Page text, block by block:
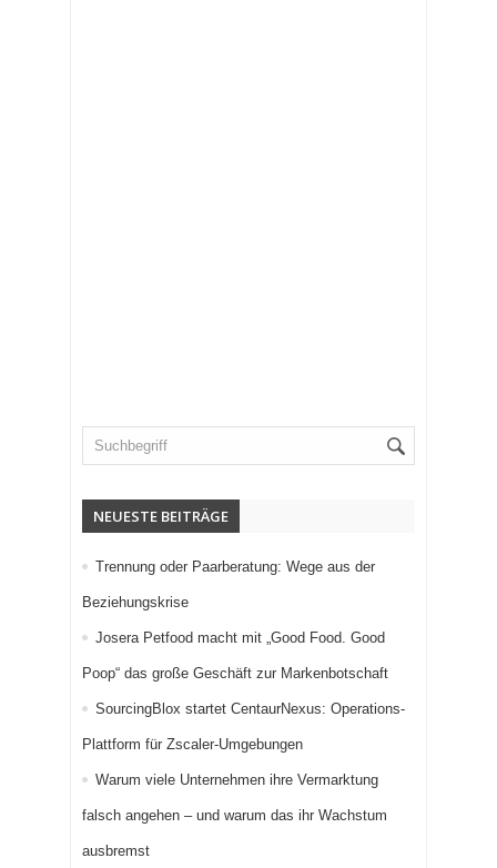
NEUESTE BEITRÄGE
Trennung oder Paarberatung: Wege aus der
Beziehungskrise
Josera Petfood macht mit „Good Food. Good
Poop“ das große Geschäft zur Markenbotschaft
SourcingBlox startet CentaurNexus: Operations-
Plattform für Zscaler-Umgebungen
Warum viele Unternehmen ihre Vermarktung
falsch angehen – und warum das ihr Wachstum
ausbremst